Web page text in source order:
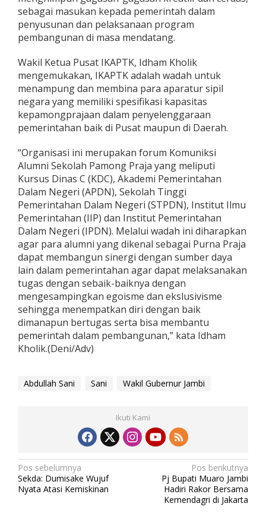
sebagai masukan kepada pemerintah dalam
penyusunan dan pelaksanaan program
pembangunan di masa mendatang.
Wakil Ketua Pusat IKAPTK, Idham Kholik
mengemukakan, IKAPTK adalah wadah untuk
menampung dan membina para aparatur sipil
negara yang memiliki spesifikasi kapasitas
kepamongprajaan dalam penyelenggaraan
pemerintahan baik di Pusat maupun di Daerah.
“Organisasi ini merupakan forum Komuniksi
Alumni Sekolah Pamong Praja yang meliputi
Kursus Dinas C (KDC), Akademi Pemerintahan
Dalam Negeri (APDN), Sekolah Tinggi
Pemerintahan Dalam Negeri (STPDN), Institut Ilmu
Pemerintahan (IIP) dan Institut Pemerintahan
Dalam Negeri (IPDN). Melalui wadah ini diharapkan
agar para alumni yang dikenal sebagai Purna Praja
dapat membangun sinergi dengan sumber daya
lain dalam pemerintahan agar dapat melaksanakan
tugas dengan sebaik-baiknya dengan
mengesampingkan egoisme dan ekslusivisme
sehingga menempatkan diri dengan baik
dimanapun bertugas serta bisa membantu
pemerintah dalam pembangunan,” kata Idham
Kholik.(Deni/Adv)
Abdullah Sani Sani Wakil Gubernur Jambi
Ikuti Kami
N
a
Pos sebelumnya
Sekda: Dumisake Wujuf
Nyata Atasi Kemiskinan
Pos berikutnya
Pj Bupati Muaro Jambi
Hadiri Rakor Bersama
Kemendagri di Jakarta